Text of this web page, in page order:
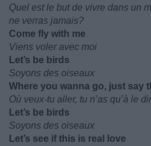
Quel est le but de vivre dans un
ne verras jamais?
Come fly with me
Viens voler avec moi
Let’s be birds
Soyons des oiseaux
Where you wanna go, just say
Où veux-tu aller, tu n’as qu’à le
Let’s be birds
Soyons des oiseaux
Let’s see if this is real love